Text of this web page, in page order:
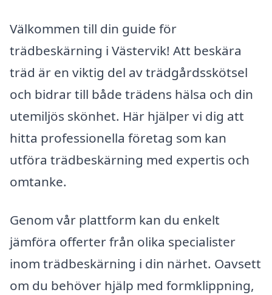
Välkommen till din guide för
trädbeskärning i Västervik! Att beskära
träd är en viktig del av trädgårdsskötsel
och bidrar till både trädens hälsa och din
utemiljös skönhet. Här hjälper vi dig att
hitta professionella företag som kan
utföra trädbeskärning med expertis och
omtanke.
Genom vår plattform kan du enkelt
jämföra offerter från olika specialister
inom trädbeskärning i din närhet. Oavsett
om du behöver hjälp med formklippning,